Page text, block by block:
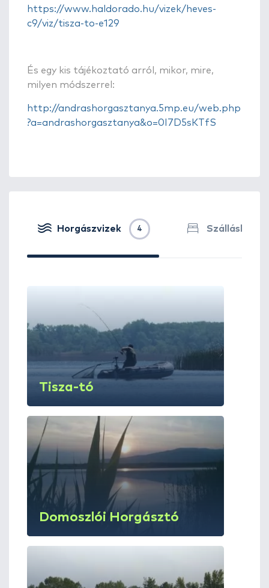
https://www.haldorado.hu/vizek/heves-
c9/viz/tisza-to-e129
És egy kis tájékoztató arról, mikor, mire,
milyen módszerrel:
http://andrashorgasztanya.5mp.eu/web.php
?a=andrashorgasztanya&o=0I7D5sKTfS
Horgászvizek 4
Tisza-tó
Domoszlói Horgásztó